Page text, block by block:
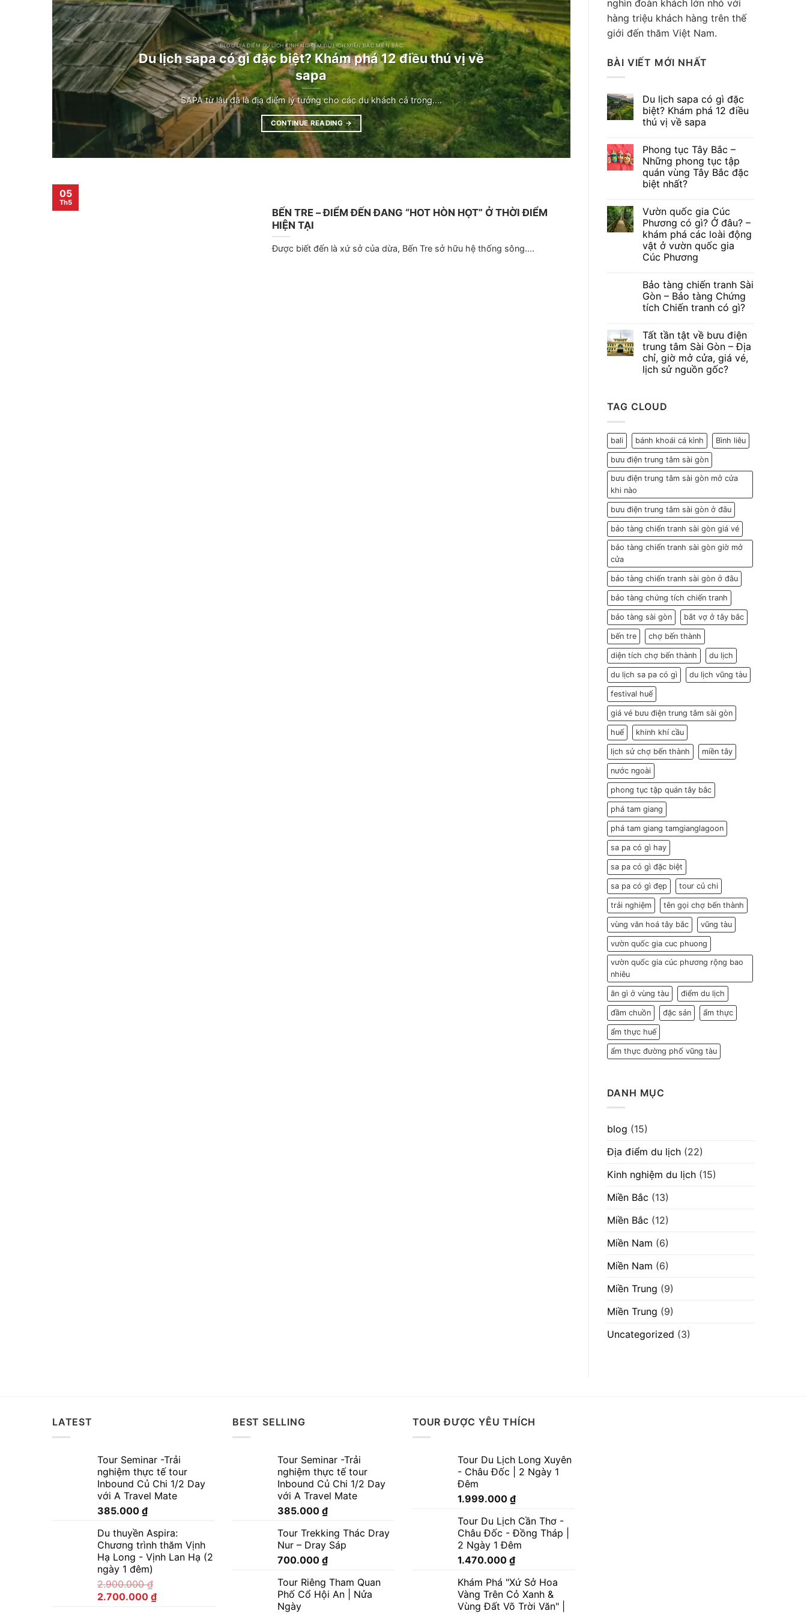
BLOG ĐỊA ĐIỂM DU LỊCH KINH NGHIỆM DU LỊCH MIỀN BẮC MIỀN BẮC
Du lịch sapa có gì đặc biệt? Khám phá 12 điều thú vị về
sapa
SAPA từ lâu đã là địa điểm lý tưởng cho các du khách cả trong....
CONTINUE READING→
Phong tục Tây Bắc –
Từ Điện Biên, Yên Bái đến
BẾN TRE – ĐIỂM ĐẾN ĐANG “HOT HÒN HỌT” Ở THỜI ĐIỂM
HIỆN TẠI
Được biết đến là xứ sở của dừa, Bến Tre sở hữu hệ thống sông....
05
Th5
nghìn đoàn khách lớn nhỏ với
hàng triệu khách hàng trên thế
giới đến thăm Việt Nam.
BÀI VIẾT MỚI NHẤT
Du lịch sapa có gì đặc
biệt? Khám phá 12 điều
thú vị về sapa
Phong tục Tây Bắc –
Những phong tục tập
quán vùng Tây Bắc đặc
biệt nhất?
Vườn quốc gia Cúc
Phương có gì? Ở đâu? –
khám phá các loài động
vật ở vườn quốc gia
Cúc Phương
Bảo tàng chiến tranh Sài
Gòn – Bảo tàng Chứng
tích Chiến tranh có gì?
Tất tần tật về bưu điện
trung tâm Sài Gòn – Địa
chỉ, giờ mở cửa, giá vé,
lịch sử nguồn gốc?
TAG CLOUD
bali bánh khoái cá kình Bình liêu
bưu điện trung tâm sài gòn
bưu điện trung tâm sài gòn mở cửa
khi nào
bưu điện trung tâm sài gòn ở đâu
bảo tàng chiến tranh sài gòn giá vé
bảo tàng chiến tranh sài gòn giờ mở
cửa
bảo tàng chiến tranh sài gòn ở đâu
bảo tàng chứng tích chiến tranh
bảo tàng sài gòn bắt vợ ở tây bắc
bến tre chợ bến thành
diện tích chợ bến thành du lịch
du lịch sa pa có gì du lịch vũng tàu
festival huế
giá vé bưu điện trung tâm sài gòn
huế khinh khí cầu
lịch sử chợ bến thành miền tây
nước ngoài
phong tục tập quán tây bắc
phá tam giang
phá tam giang tamgianglagoon
sa pa có gì hay
sa pa có gì đặc biệt
sa pa có gì đẹp tour củ chi
trải nghiệm tên gọi chợ bến thành
vùng văn hoá tây bắc vũng tàu
vườn quốc gia cuc phuong
vườn quốc gia cúc phương rộng bao
nhiêu
ăn gì ở vùng tàu điểm du lịch
đầm chuồn đặc sản ẩm thực
ẩm thực huế
ẩm thực đường phố vũng tàu
DANH MỤC
blog (15)
Địa điểm du lịch(22)
Kinh nghiệm du lịch(15)
Miền Bắc (13)
Miền Bắc (12)
Miền Nam (6)
Miền Nam (6)
Miền Trung (9)
Miền Trung (9)
Uncategorized (3)
LATEST
Tour Seminar -Trải
nghiệm thực tế tour
Inbound Củ Chi 1/2 Day
với A Travel Mate
385.000 ₫
Du thuyền Aspira:
Chương trình thăm Vịnh
Hạ Long - Vịnh Lan Hạ (2
ngày 1 đêm)
2.900.000₫
2.700.000 ₫
BEST SELLING
Tour Seminar -Trải
nghiệm thực tế tour
Inbound Củ Chi 1/2 Day
với A Travel Mate
385.000 ₫
Tour Trekking Thác Dray
Nur – Dray Sáp
700.000 ₫
Tour Riêng Tham Quan
Phố Cổ Hội An | Nửa
Ngày
TOUR ĐƯỢC YÊU THÍCH
Tour Du Lịch Long Xuyên
- Châu Đốc | 2 Ngày 1
Đêm
1.999.000 ₫
Tour Du Lịch Cần Thơ -
Châu Đốc - Đồng Tháp |
2 Ngày 1 Đêm
1.470.000 ₫
Khám Phá "Xứ Sở Hoa
Vàng Trên Cỏ Xanh &
Vùng Đất Võ Trời Văn" |